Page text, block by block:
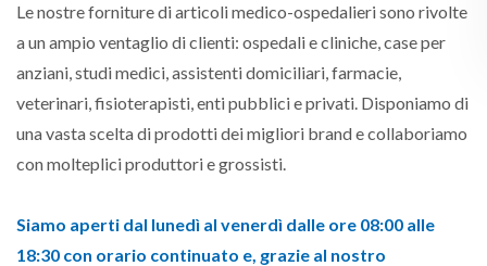
Le nostre forniture di articoli medico-ospedalieri sono rivolte
a un ampio ventaglio di clienti: ospedali e cliniche, case per
anziani, studi medici, assistenti domiciliari, farmacie,
veterinari, fisioterapisti, enti pubblici e privati. Disponiamo di
una vasta scelta di prodotti dei migliori brand e collaboriamo
con molteplici produttori e grossisti.
Siamo aperti dal lunedì al venerdì dalle ore 08:00 alle
18:30 con orario continuato e, grazie al nostro